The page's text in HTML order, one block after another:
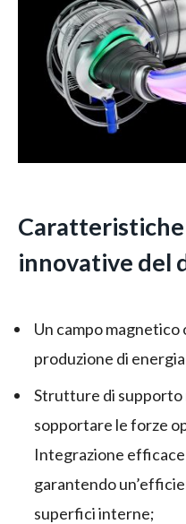
innovative del
Un campo
produzione di energia
Strutture di supporto
sopportare le forze
Integrazione
garantendo
superfici interne;